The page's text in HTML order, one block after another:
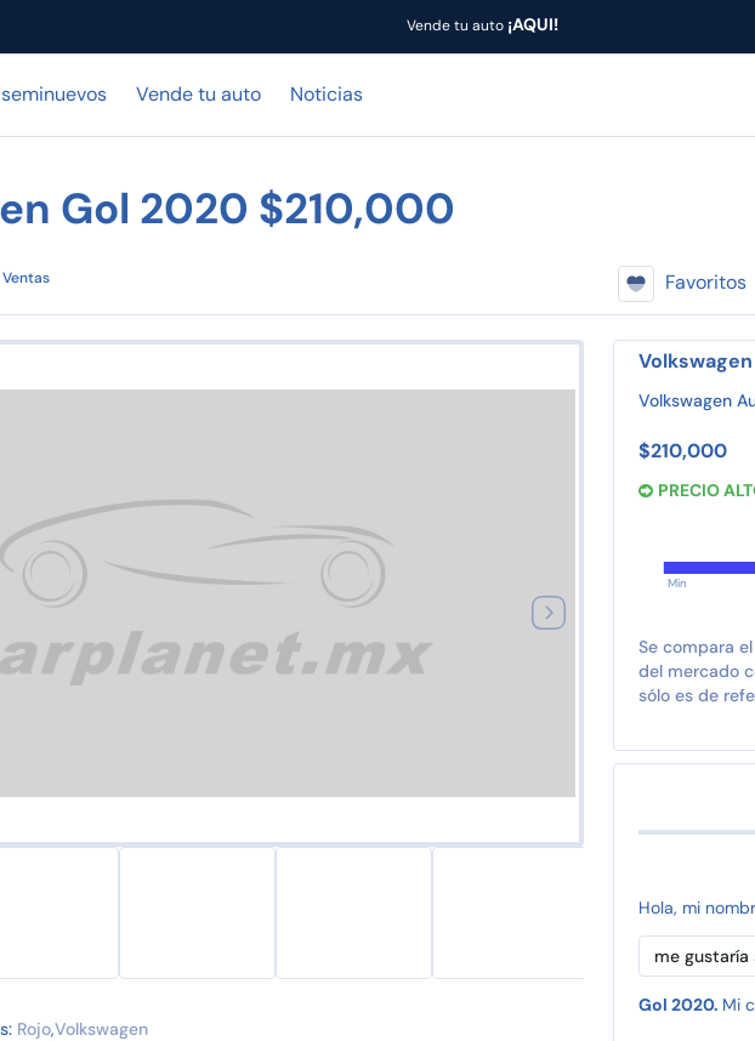
Vende tu auto¡AQUI!
Vende tu auto Noticias
Gol 2020 $210,000
Favoritos
Rojo,Volkswagen
Volkswagen
Volkswagen
$210,000
PRECIO
Min
Se compara
del mercado
sólo es de
Hola, mi
Gol 2020. Mi